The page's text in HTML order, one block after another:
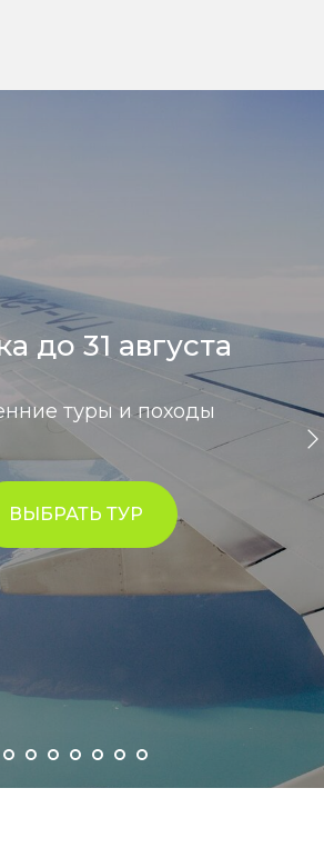
до 31 августа
туры и походы
ВЫБРАТЬ ТУР